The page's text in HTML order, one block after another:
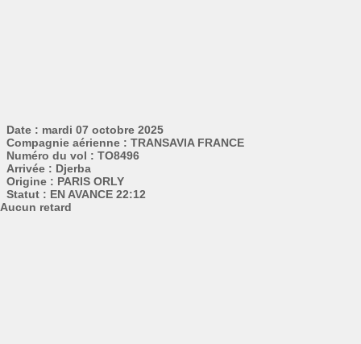
Date : mardi 07 octobre 2025
Compagnie aérienne : TRANSAVIA FRANCE
Numéro du vol : TO8496
Arrivée : Djerba
Origine : PARIS ORLY
Statut : EN AVANCE 22:12
Aucun retard